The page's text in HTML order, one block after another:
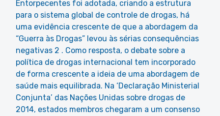
Entorpecentes foi adotada, criando a estrutura
para o sistema global de controle de drogas, há
uma evidência crescente de que a abordagem da
“Guerra às Drogas” levou às sérias consequências
negativas 2 . Como resposta, o debate sobre a
política de drogas internacional tem incorporado
de forma crescente a ideia de uma abordagem de
saúde mais equilibrada. Na ‘Declaração Ministerial
Conjunta’ das Nações Unidas sobre drogas de
2014, estados membros chegaram a um consenso